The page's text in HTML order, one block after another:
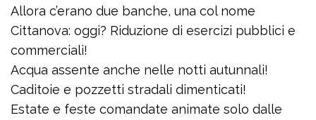
Allora c’erano due banche, una col nome
Cittanova: oggi? Riduzione di esercizi pubblici e
commerciali!
Acqua assente anche nelle notti autunnali!
Caditoie e pozzetti stradali dimenticati!
Estate e feste comandate animate solo dalle